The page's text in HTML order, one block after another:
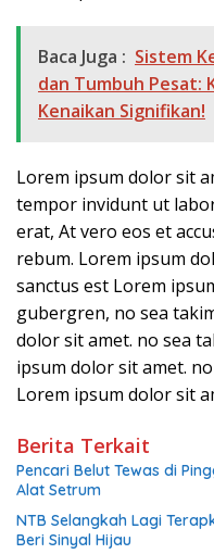
Baca Juga : Sistem
dan Tumbuh Pesat:
Kenaikan Signifikan!
Lorem ipsum dolor sit
tempor invidunt ut
erat, At vero eos et
rebum. Lorem ipsum
sanctus est Lorem
gubergren, no sea
dolor sit amet. no sea
ipsum dolor sit amet.
Lorem ipsum dolor sit
Berita Terkait
Pencari Belut Tewas di
Alat Setrum
NTB Selangkah Lagi
Beri Sinyal Hijau